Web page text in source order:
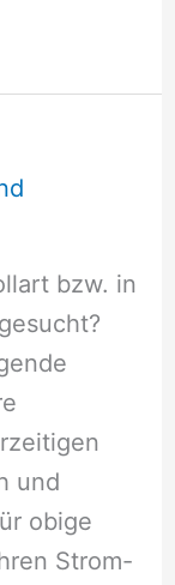
bzw. in
und
obige
Strom-